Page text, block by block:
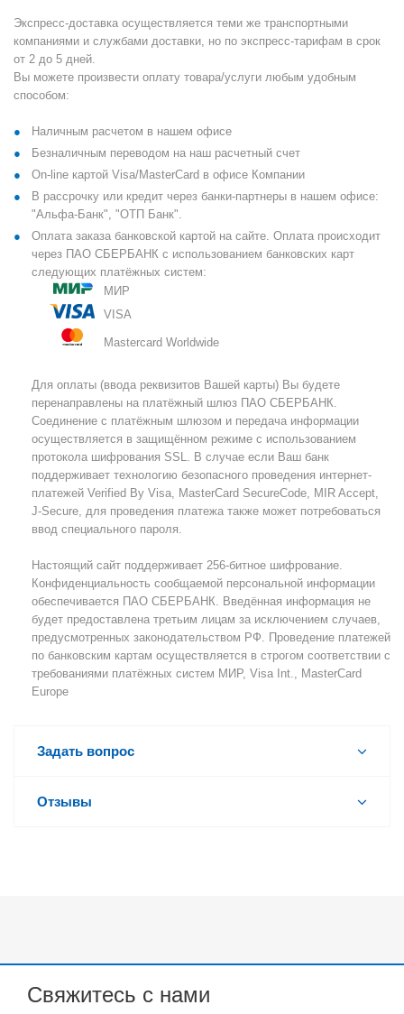
Экспресс-доставка осуществляется теми же транспортными
компаниями и службами доставки, но по экспресс-тарифам в срок
от 2 до 5 дней.
Вы можете произвести оплату товара/услуги любым удобным
способом:
Наличным расчетом в нашем офисе
Безналичным переводом на наш расчетный счет
On-line картой Visa/MasterCard в офисе Компании
В рассрочку или кредит через банки-партнеры в нашем офисе:
"Альфа-Банк", "ОТП Банк".
Оплата заказа банковской картой на сайте. Оплата происходит
через ПАО СБЕРБАНК с использованием банковских карт
следующих платёжных систем:
МИР
VISA
Mastercard Worldwide
Для оплаты (ввода реквизитов Вашей карты) Вы будете
перенаправлены на платёжный шлюз ПАО СБЕРБАНК.
Соединение с платёжным шлюзом и передача информации
осуществляется в защищённом режиме с использованием
протокола шифрования SSL. В случае если Ваш банк
поддерживает технологию безопасного проведения интернет-
платежей Verified By Visa, MasterCard SecureCode, MIR Accept,
J-Secure, для проведения платежа также может потребоваться
ввод специального пароля.
Настоящий сайт поддерживает 256-битное шифрование.
Конфиденциальность сообщаемой персональной информации
обеспечивается ПАО СБЕРБАНК. Введённая информация не
будет предоставлена третьим лицам за исключением случаев,
предусмотренных законодательством РФ. Проведение платежей
по банковским картам осуществляется в строгом соответствии с
требованиями платёжных систем МИР, Visa Int., MasterCard
Europe
Задать вопрос
Отзывы
Свяжитесь с нами